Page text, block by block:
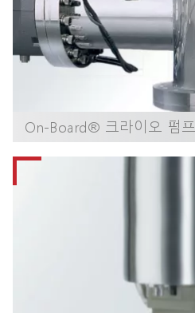
On-Board® 크라이오 펌프